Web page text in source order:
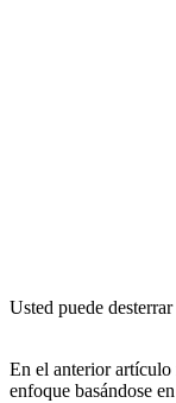
Usted puede
En el anterior artículo
enfoque basándose